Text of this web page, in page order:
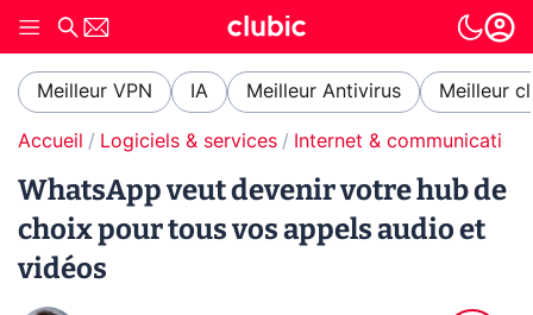
Meilleur VPN IA Meilleur Antivirus Meilleur
Accueil Logiciels & services Internet & communication
WhatsApp veut devenir votre hub de
choix pour tous vos appels audio et
vidéos